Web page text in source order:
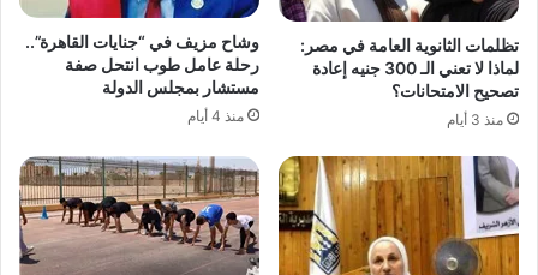
تظلمات الثانوية العامة في مصر:
لماذا لا تعني الـ 300 جنيه إعادة
تصحيح الامتحانات؟
منذ 3 أيام
وشاح مزيف في “جنايات القاهرة”..
رحلة عامل طوب انتحل صفة
مستشار بمجلس الدولة
منذ 4 أيام